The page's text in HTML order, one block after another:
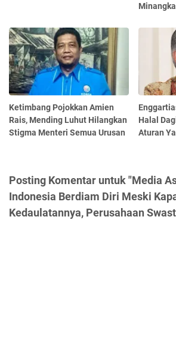
Ketimbang Pojokkan Amien
Rais, Mending Luhut Hilangkan
Stigma Menteri Semua Urusan
Halal
Aturan
Posting Komentar untuk "Media
Indonesia Berdiam Diri Meski
Kedaulatannya, Perusahaan